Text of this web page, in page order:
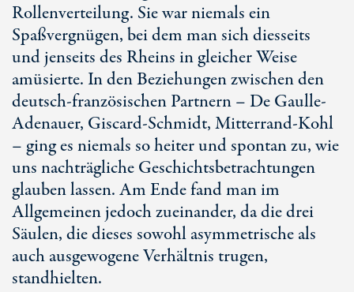
Rollenverteilung. Sie war niemals ein
Spaßvergnügen, bei dem man sich diesseits
und jenseits des Rheins in gleicher Weise
amüsierte. In den Beziehungen zwischen den
deutsch-französischen Partnern – De Gaulle-
Adenauer, Giscard-Schmidt, Mitterrand-Kohl
– ging es niemals so heiter und spontan zu, wie
uns nachträgliche Geschichtsbetrachtungen
glauben lassen. Am Ende fand man im
Allgemeinen jedoch zueinander, da die drei
Säulen, die dieses sowohl asymmetrische als
auch ausgewogene Verhältnis trugen,
standhielten.